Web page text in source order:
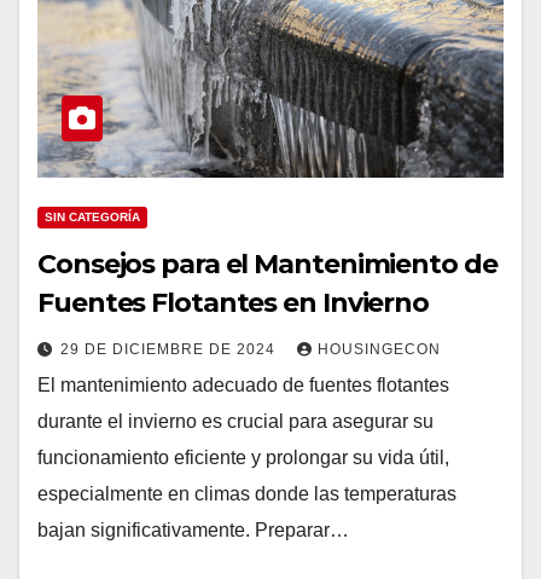
SIN CATEGORÍA
Consejos para el Mantenimiento de
Fuentes Flotantes en Invierno
29 DE DICIEMBRE DE 2024 HOUSINGECON
El mantenimiento adecuado de fuentes flotantes
durante el invierno es crucial para asegurar su
funcionamiento eficiente y prolongar su vida útil,
especialmente en climas donde las temperaturas
bajan significativamente. Preparar…